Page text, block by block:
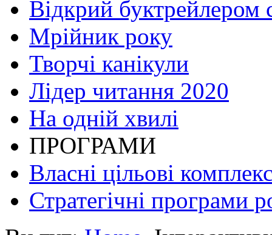
Відкрий буктрейлером
Мрійник року
Творчі канікули
Лідер читання 2020
На одній хвилі
ПРОГРАМИ
Власні цільові
Стратегічні програми